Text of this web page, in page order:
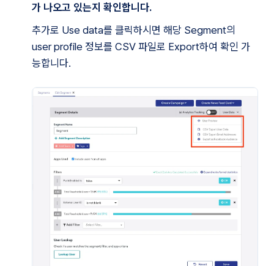
가 나오고 있는지 확인합니다.
추가로 Use data를 클릭하시면 해당 Segment의
user profile 정보를 CSV 파일로 Export하여 확인 가